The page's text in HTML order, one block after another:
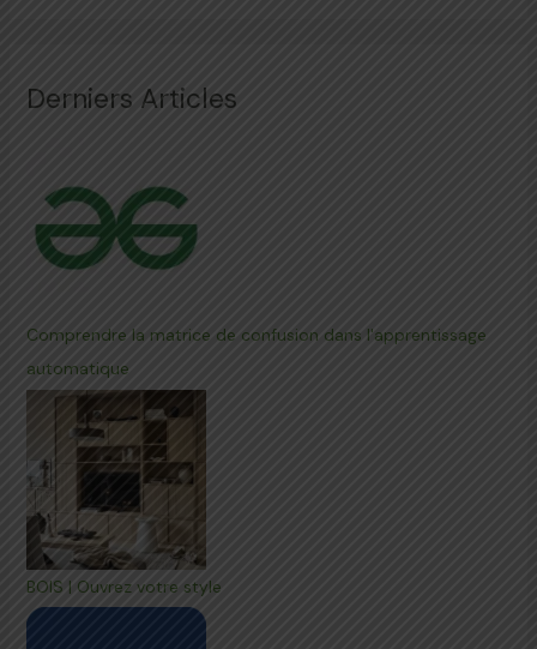
Derniers Articles
Comprendre la matrice de confusion dans l'apprentissage
automatique
BOIS | Ouvrez votre style